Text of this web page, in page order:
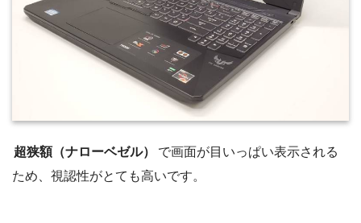
超狭額（ナローベゼル）
で画面が目いっぱい表示される
ため、視認性がとても高いです。